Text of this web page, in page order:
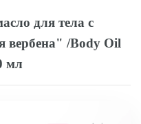
для тела с
/Body Oil
мл